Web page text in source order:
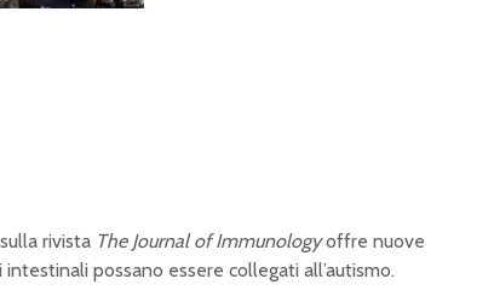
rivista The Journal of Immunologyoffre nuove
possano essere collegati all’autismo.